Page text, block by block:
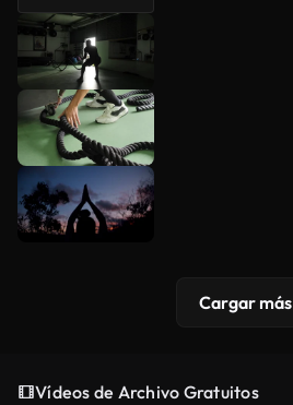
Cargar más
Vídeos de Archivo Gratuitos